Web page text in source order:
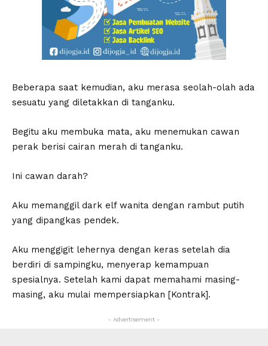
Beberapa saat kemudian, aku merasa seolah-olah ada
sesuatu yang diletakkan di tanganku.
Begitu aku membuka mata, aku menemukan cawan
perak berisi cairan merah di tanganku.
Ini cawan darah?
Aku memanggil dark elf wanita dengan rambut putih
yang dipangkas pendek.
Aku menggigit lehernya dengan keras setelah dia
berdiri di sampingku, menyerap kemampuan
spesialnya. Setelah kami dapat memahami masing-
masing, aku mulai mempersiapkan [Kontrak].
- Advertisement -